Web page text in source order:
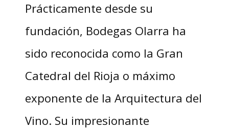
Prácticamente desde su
fundación, Bodegas Olarra ha
sido reconocida como la Gran
Catedral del Rioja o máximo
exponente de la Arquitectura del
Vino. Su impresionante